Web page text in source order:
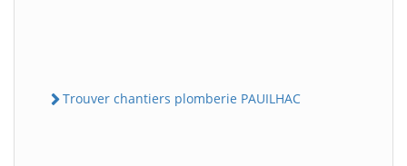
Trouver chantiers plomberie PAUILHAC